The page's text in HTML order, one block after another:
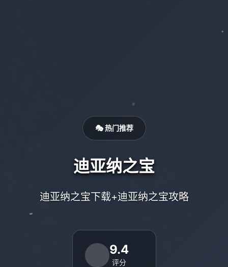
🎭 热门推荐
迪亚纳之宝
迪亚纳之宝下载+迪亚纳之宝攻略
9.4
评分